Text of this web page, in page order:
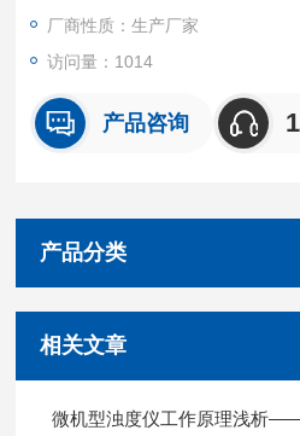
厂商性质：生产厂家
访问量：1014
产品咨询
产品分类
相关文章
微机型浊度仪工作原理浅析